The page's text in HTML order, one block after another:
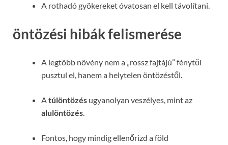
A rothadó gyökereket óvatosan el kell távolítani.
öntözési hibák felismerése
A legtöbb növény nem a „rossz fajtájú” fénytől
pusztul el, hanem a helytelen öntözéstől.
Atúlöntözés ugyanolyan veszélyes, mint az
alulöntözés.
Fontos, hogy mindig ellenőrizd a föld